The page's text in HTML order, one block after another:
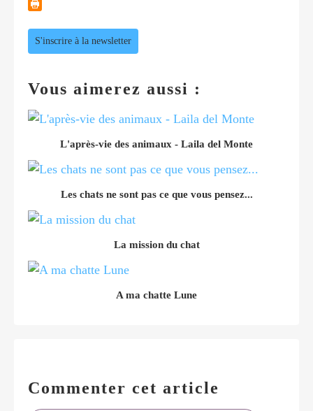
S'inscrire à la newsletter
Vous aimerez aussi :
L'après-vie des animaux - Laila del Monte
Les chats ne sont pas ce que vous pensez...
La mission du chat
A ma chatte Lune
Commenter cet article